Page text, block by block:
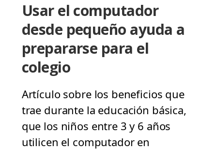
Usar el computador
desde pequeño ayuda a
prepararse para el
colegio
Artículo sobre los beneficios que
trae durante la educación básica,
que los niños entre 3 y 6 años
utilicen el computador en